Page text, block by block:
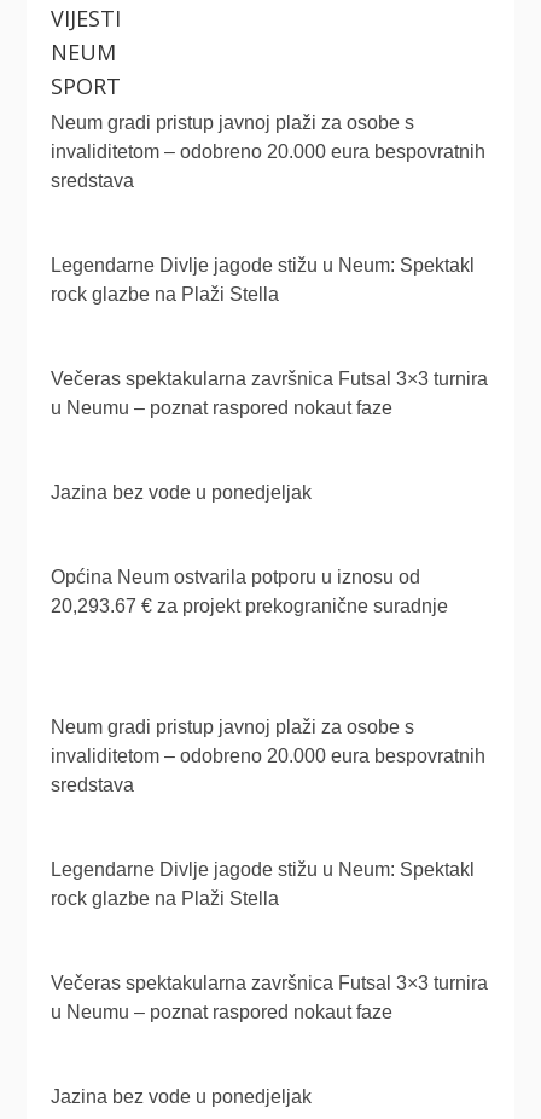
VIJESTI
NEUM
SPORT
Neum gradi pristup javnoj plaži za osobe s
invaliditetom – odobreno 20.000 eura bespovratnih
sredstava
Legendarne Divlje jagode stižu u Neum: Spektakl
rock glazbe na Plaži Stella
Večeras spektakularna završnica Futsal 3×3 turnira
u Neumu – poznat raspored nokaut faze
Jazina bez vode u ponedjeljak
Općina Neum ostvarila potporu u iznosu od
20,293.67 € za projekt prekogranične suradnje
Neum gradi pristup javnoj plaži za osobe s
invaliditetom – odobreno 20.000 eura bespovratnih
sredstava
Legendarne Divlje jagode stižu u Neum: Spektakl
rock glazbe na Plaži Stella
Večeras spektakularna završnica Futsal 3×3 turnira
u Neumu – poznat raspored nokaut faze
Jazina bez vode u ponedjeljak